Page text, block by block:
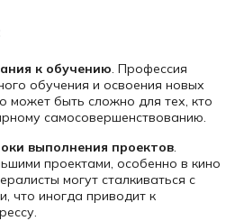
к обучению. Профессия
обучения и освоения новых
может быть сложно для тех, кто
самосовершенствованию.
выполнения проектов.
проектами, особенно в кино
могут сталкиваться с
что иногда приводит к